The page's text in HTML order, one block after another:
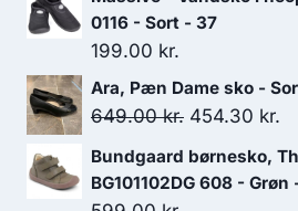
0116 - Sort - 37
199.00 kr.
Ara, Pæn Dame sko -
649.00kr. Den
oprindelige
pris
454.30 kr.
Bundgaard børnesko,
BG101102DG 608 - Grøn